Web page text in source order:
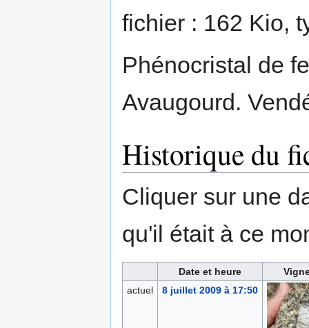
fichier : 162 Kio,
Phénocristal de
Avaugourd.
Historique du
Cliquer sur une
qu'il était à ce
Date et heure
actuel
8 juillet 2009 à 17:50